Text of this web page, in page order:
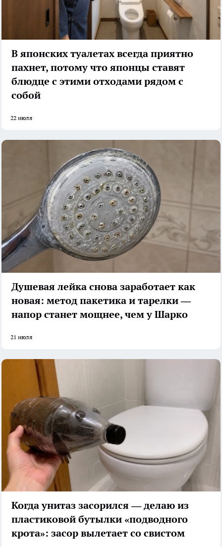
В японских туалетах всегда приятно
пахнет, потому что японцы ставят
блюдце с этими отходами рядом с
собой
22 июля
Душевая лейка снова заработает как
новая: метод пакетика и тарелки —
напор станет мощнее, чем у Шарко
21 июля
Когда унитаз засорился — делаю из
пластиковой бутылки «подводного
крота»: засор вылетает со свистом